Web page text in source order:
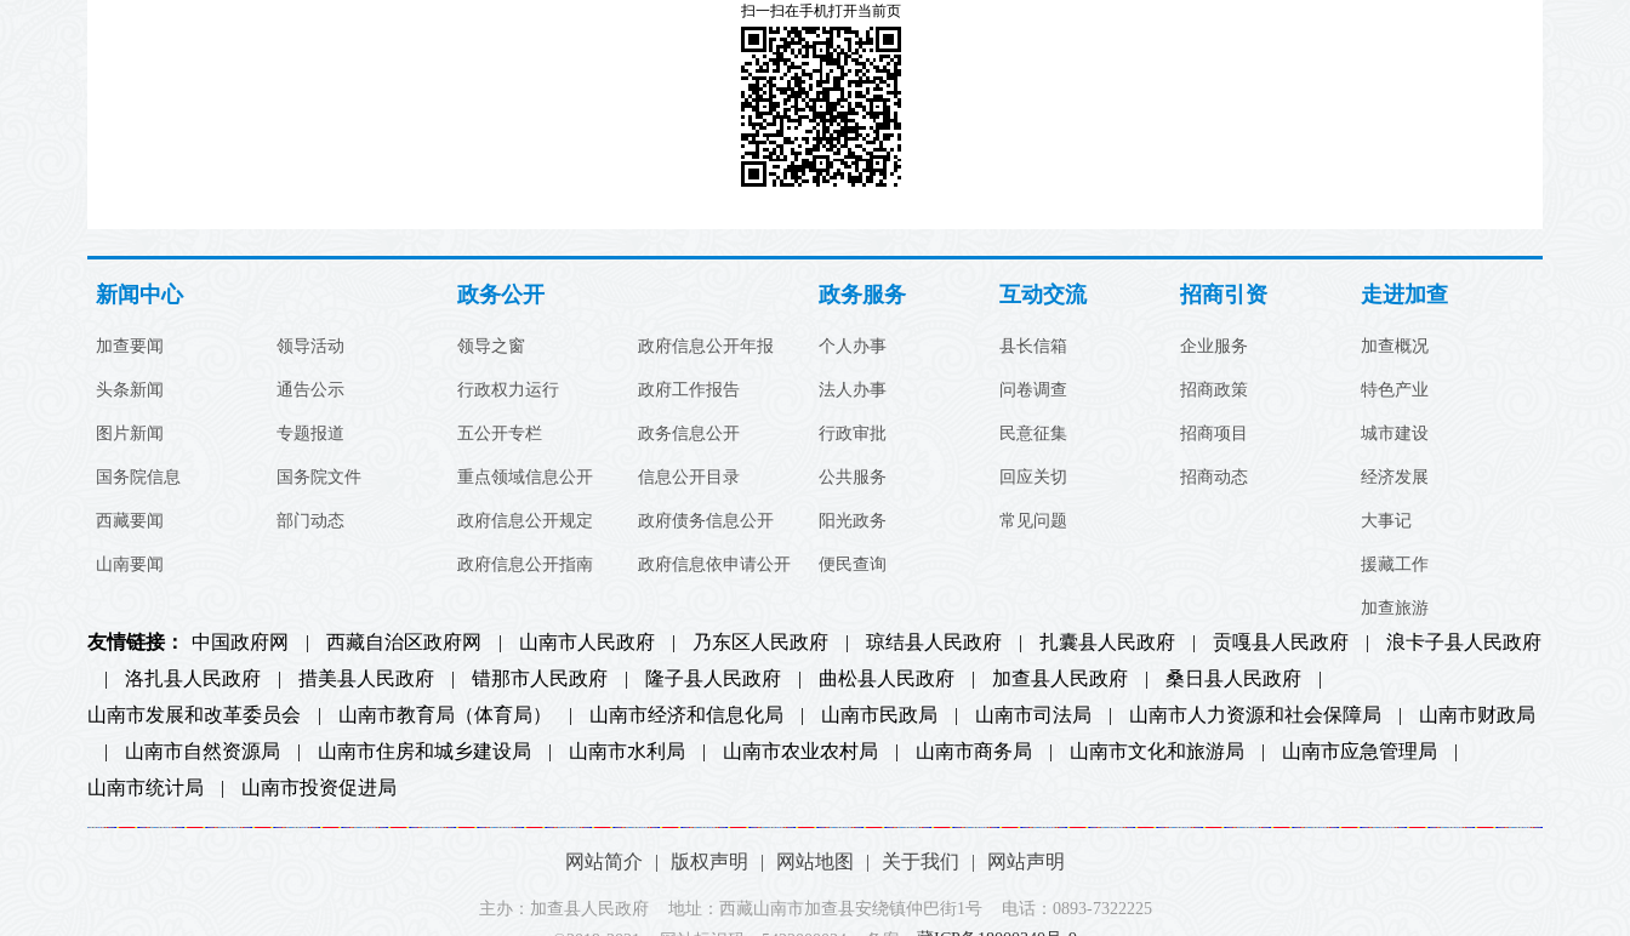
扫一扫在手机打开当前页
新闻中心
加查要闻
头条新闻
图片新闻
国务院信息
西藏要闻
山南要闻
领导活动
通告公示
专题报道
国务院文件
部门动态
政务公开
领导之窗
行政权力运行
五公开专栏
重点领域信息公开
政府信息公开规定
政府信息公开指南
政府信息公开年报
政府工作报告
政务信息公开
信息公开目录
政府债务信息公开
政府信息依申请公开
政务服务
个人办事
法人办事
行政审批
公共服务
阳光政务
便民查询
互动交流
县长信箱
问卷调查
民意征集
回应关切
常见问题
招商引资
企业服务
招商政策
招商项目
招商动态
走进加查
加查概况
特色产业
城市建设
经济发展
大事记
援藏工作
加查旅游
友情链接： 中国政府网 | 西藏自治区政府网 | 山南市人民政府 | 乃东区人民政府 | 琼结县人民政府 | 扎囊县人民政府 | 贡嘎县人民政府 |
浪卡子县人民政府
|
洛扎县人民政府 | 措美县人民政府 | 错那市人民政府 | 隆子县人民政府 | 曲松县人民政府 | 加查县人民政府 | 桑日县人民政府
|
山南市发展和改革委员会
| 山南市教育局（体育局） | 山南市经济和信息化局 | 山南市民政局 | 山南市司法局 | 山南市人力资源和社会保障局 |
山南市财政局
|
山南市自然资源局 | 山南市住房和城乡建设局 | 山南市水利局 | 山南市农业农村局 | 山南市商务局 | 山南市文化和旅游局 | 山南市应急管理局
|
山南市统计局
| 山南市投资促进局
网站简介 | 版权声明 | 网站地图 | 关于我们 | 网站声明
主办：加查县人民政府 地址：西藏山南市加查县安绕镇仲巴街1号 电话：0893-7322225